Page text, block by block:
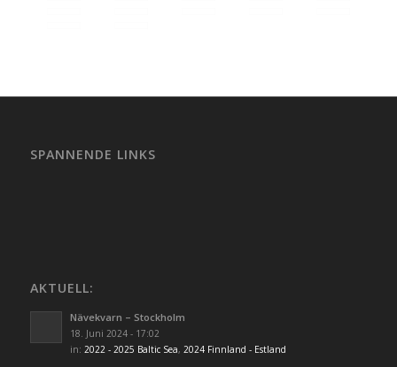
SPANNENDE LINKS
AKTUELL:
Nävekvarn – Stockholm
18. Juni 2024 - 17:02
in: 2022 - 2025 Baltic Sea, 2024 Finnland - Estland